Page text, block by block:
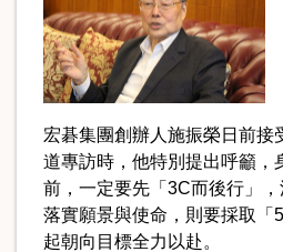
宏碁集團創辦人施振榮日前接
道專訪時，他特別提出呼籲，
前，一定要先「3C而後行」
落實願景與使命，則要採取「
起朝向目標全力以赴。